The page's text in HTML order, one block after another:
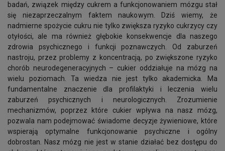
badań, związek między cukrem a funkcjonowaniem mózgu stał
się niezaprzeczalnym faktem naukowym. Dziś wiemy, że
nadmierne spożycie cukru nie tylko zwiększa ryzyko cukrzycy czy
otyłości, ale ma również głębokie konsekwencje dla naszego
zdrowia psychicznego i funkcji poznawczych. Od zaburzeń
nastroju, przez problemy z koncentracją, po zwiększone ryzyko
chorób neurodegeneracyjnych – cukier oddziałuje na mózg na
wielu poziomach. Ta wiedza nie jest tylko akademicka. Ma
fundamentalne znaczenie dla profilaktyki i leczenia wielu
zaburzeń psychicznych i neurologicznych. Zrozumienie
mechanizmów, poprzez które cukier wpływa na nasz mózg,
pozwala nam podejmować świadome decyzje żywieniowe, które
wspierają optymalne funkcjonowanie psychiczne i ogólny
dobrostan. Nasz mózg nie jest w stanie działać bez dostępu do